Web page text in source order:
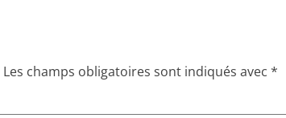
Les champs obligatoires sont indiqués avec *